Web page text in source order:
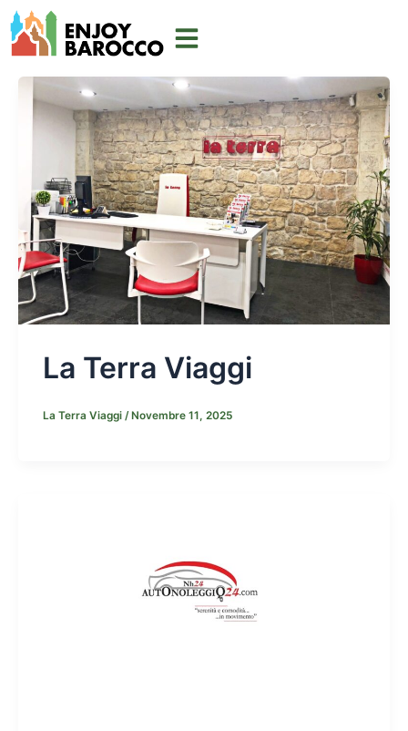
Vai
al
La Terra Viaggi
La Terra Viaggi /Novembre 11, 2025